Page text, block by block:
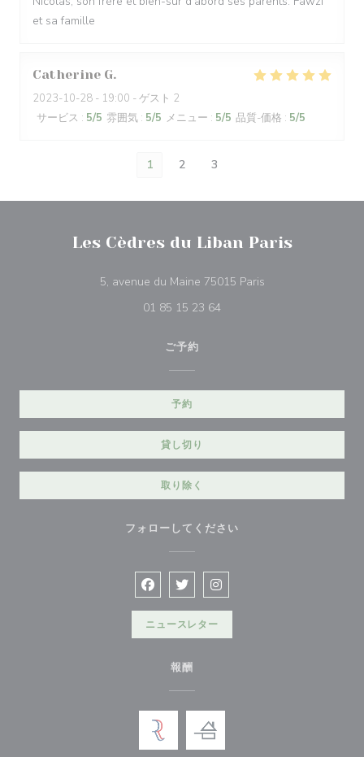
et sa famille
Catherine G
2023-10-28 - 19:00 - ゲスト 2
サービス : 5/5 雰囲気 : 5/5 メニュー : 5/5 品質-価格 : 5/5
1 2 3
Les Cèdres du Liban Paris
5, avenue du Maine 75015 Paris((新しいウィンド
01 85 15 23 64
ご予約
予約
貸し切り
取り除く
フォローしてください
Facebook ((新しいウィンドウで開き
Twitter ((新しいウィンドウで
Instagram ((新しいウィ
ニュースレター
報酬